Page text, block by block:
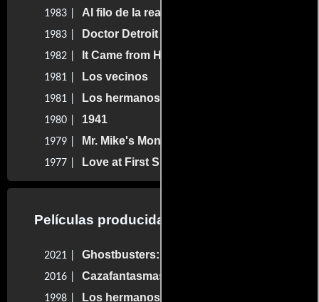
1983 | Al filo de la realidad
1983 | Doctor Detroit y sus mujeres
1982 | It Came from Hollywood
1981 | Los vecinos
1981 | Los hermanos caradura
1980 | 1941
1979 | Mr. Mike's Mondo Video
1977 | Love at First Sight
Películas producidas por Dan Aykroyd
2021 | Ghostbusters: El legado
2016 | Cazafantasmas: Responde al llamado
1998 | Los hermanos caradura 2000